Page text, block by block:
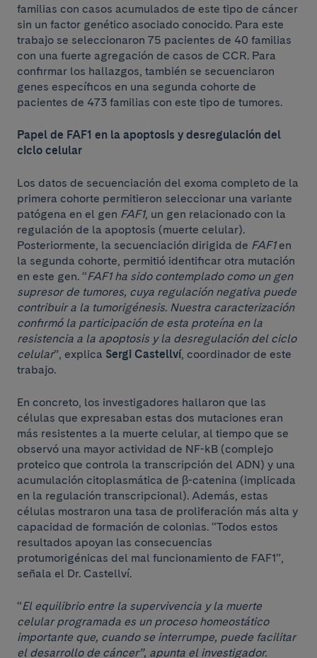
familias con casos acumulados de este tipo de cáncer
sin un factor genético asociado conocido. Para este
trabajo se seleccionaron 75 pacientes de 40 familias
con una fuerte agregación de casos de CCR. Para
confirmar los hallazgos, también se secuenciaron
genes específicos en una segunda cohorte de
pacientes de 473 familias con este tipo de tumores.
Papel de FAF1 en la apoptosis y desregulación del
ciclo celular
Los datos de secuenciación del exoma completo de la
primera cohorte permitieron seleccionar una variante
patógena en el gen FAF1, un gen relacionado con la
regulación de la apoptosis (muerte celular).
Posteriormente, la secuenciación dirigida de FAF1en
la segunda cohorte, permitió identificar otra mutación
en este gen. “FAF1 ha sido contemplado como un gen
supresor de tumores, cuya regulación negativa puede
contribuir a la tumorigénesis. Nuestra caracterización
confirmó la participación de esta proteína en la
resistencia a la apoptosis y la desregulación del ciclo
celular”, explica Sergi Castellví, coordinador de este
trabajo.
En concreto, los investigadores hallaron que las
células que expresaban estas dos mutaciones eran
más resistentes a la muerte celular, al tiempo que se
observó una mayor actividad de NF-kB (complejo
proteico que controla la transcripción del ADN) y una
acumulación citoplasmática de β-catenina (implicada
en la regulación transcripcional). Además, estas
células mostraron una tasa de proliferación más alta y
capacidad de formación de colonias. “Todos estos
resultados apoyan las consecuencias
protumorigénicas del mal funcionamiento de FAF1”,
señala el Dr. Castellví.
“El equilibrio entre la supervivencia y la muerte
celular programada es un proceso homeostático
importante que, cuando se interrumpe, puede facilitar
el desarrollo de cáncer”, apunta el investigador.